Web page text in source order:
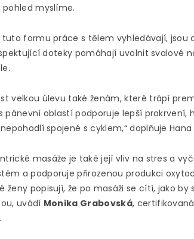
myslíme.
formu práce s tělem vyhledávají, jsou
doteky pomáhají uvolnit svalové
velkou úlevu také ženám, které trápí
pánevní oblastí podporuje lepší prokrvení,
spojené s cyklem,“ doplňuje Hana
masáže je také její vliv na stres a
a podporuje přirozenou produkci
ženy popisují, že po masáži se cítí, jako by
uvádí Monika Grabovská,